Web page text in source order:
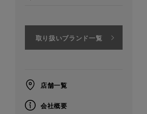
取り扱いブランド一覧
店舗一覧
会社概要